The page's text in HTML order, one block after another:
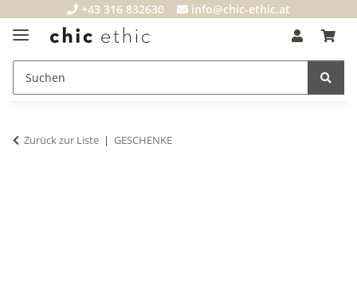
+43 316 832630 info@chic-ethic.at
Zurück zur Liste GESCHENKE